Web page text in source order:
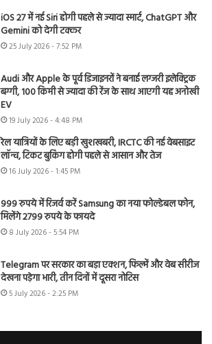
iOS 27 में नई Siri होगी पहले से ज्यादा स्मार्ट, ChatGPT और
Gemini को देगी टक्कर
25 July 2026 - 7:52 PM
Audi और Apple के पूर्व डिजाइनरों ने बनाई लग्जरी इलेक्ट्रिक
बग्गी, 100 किमी से ज्यादा की रेंज के साथ आएगी यह अनोखी
EV
19 July 2026 - 4:48 PM
रेल यात्रियों के लिए बड़ी खुशखबरी, IRCTC की नई वेबसाइट
लॉन्च, टिकट बुकिंग होगी पहले से आसान और तेज
16 July 2026 - 1:45 PM
999 रुपये में रिजर्व करें Samsung का नया फोल्डेबल फोन,
मिलेंगे 2799 रुपये के फायदे
8 July 2026 - 5:54 PM
Telegram पर सरकार का बड़ा एक्शन, फिल्में और वेब सीरीज
देखना पड़ेगा भारी, तीन दिनों में दूसरा नोटिस
5 July 2026 - 2:25 PM